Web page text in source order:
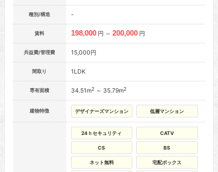
種別/構造 -
賃料 198,000 円 ～ 200,000 円
共益費/管理費 15,000円
間取り 1LDK
専有面積 34.51m2～ 35.79m2
建物特徴 デザイナーズマンション 低層マンション
24ｈセキュリティ CATV
CS BS
ネット無料 宅配ボックス